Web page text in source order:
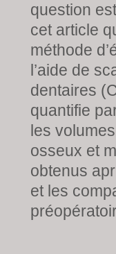
question
cet article
méthode
l’aide de
dentaires
quantifie
les
osseux et
obtenus
et les